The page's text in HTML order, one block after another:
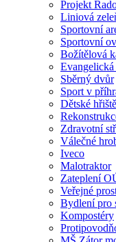
Projekt
Liniová
Sportovní
Sportovní
Božítělová
Evangelická
Sběrný dvůr
Sport v
Dětské
Zdravotní
Válečné
Iveco
Malotraktor
Zateplení
Veřejné
Bydlení pro
Kompostéry